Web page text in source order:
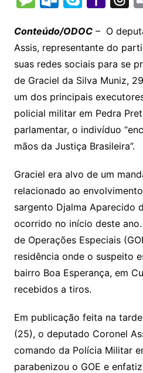
p
y
Li
n
k
at
s
A
p
p
e
gr
a
m
s
s
a
g
e
lo
o
k.
c
o
m
y
p
e
h
o
o
M
ai
l
e
a
d
s
Conteúdo/ODOC– O
Assis, representante do
suas redes sociais para se
de Graciel da Silva Muniz,
um dos principais
policial militar em Pedra
parlamentar, o indivíduo
mãos da Justiça Brasileira”.
Graciel era alvo de um
relacionado ao
sargento Djalma Aparecido
ocorrido no início deste
de Operações Especiais
residência onde o suspeito
bairro Boa Esperança, em
recebidos a tiros.
Em publicação feita na
(25), o deputado Coronel
comando da Polícia Militar
parabenizou o GOE e